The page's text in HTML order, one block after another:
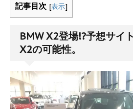
記事目次 [表示]
BMW X2登場!?予想サイ
X2の可能性。